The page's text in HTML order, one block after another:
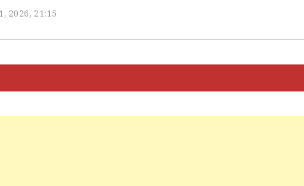
2026, 21:15